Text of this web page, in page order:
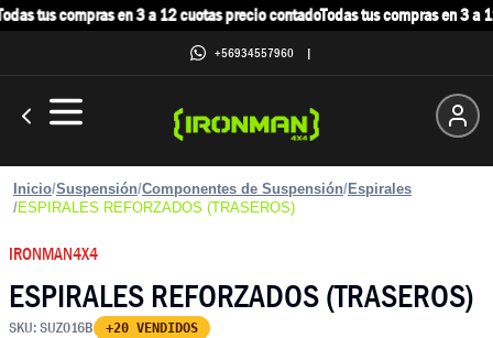
tus compras en 3 a 12 cuotas precio contadoTodas tus compras en 3 a
+56934557960 |
Inicio/Suspensión/Componentes de Suspensión/Espirales
/ESPIRALES REFORZADOS (TRASEROS)
IRONMAN4X4
ESPIRALES REFORZADOS (TRASEROS)
SKU:SUZ016B +20 VENDIDOS